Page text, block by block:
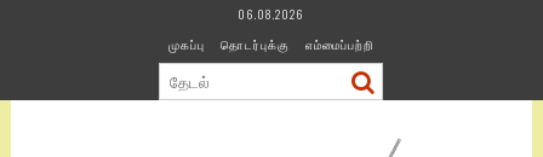
06.08.2026
முகப்பு
தொடர்புக்கு எம்மைப்பற்றி